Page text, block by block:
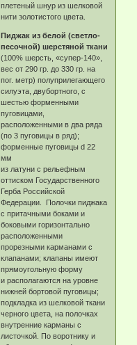
плетеный шнур из шелковой
нити золотистого цвета.
Пиджак из белой (светло-
песочной) шерстяной ткани
(100% шерсть, «супер-140»,
вес от 290 гр. до 330 гр. на
пог. метр) полуприлегающего
силуэта, двубортного, с
шестью форменными
пуговицами,
расположенными в два ряда
(по 3 пуговицы в ряд);
форменные пуговицы d 22
мм
из латуни с рельефным
оттиском Государственного
Герба Российской
Федерации. Полочки пиджака
с притачными боками и
боковыми горизонтально
расположенными
прорезными карманами с
клапанами; клапаны имеют
прямоугольную форму
и располагаются на уровне
нижней бортовой пуговицы;
подкладка из шелковой ткани
черного цвета, на полочках
внутренние карманы с
листочкой. По воротнику и